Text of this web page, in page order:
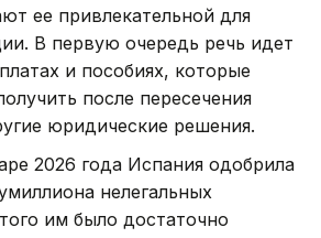
ее привлекательной для
В первую очередь речь идет
и пособиях, которые
после пересечения
юридические решения.
2026 года Испания одобрила
нелегальных
им было достаточно